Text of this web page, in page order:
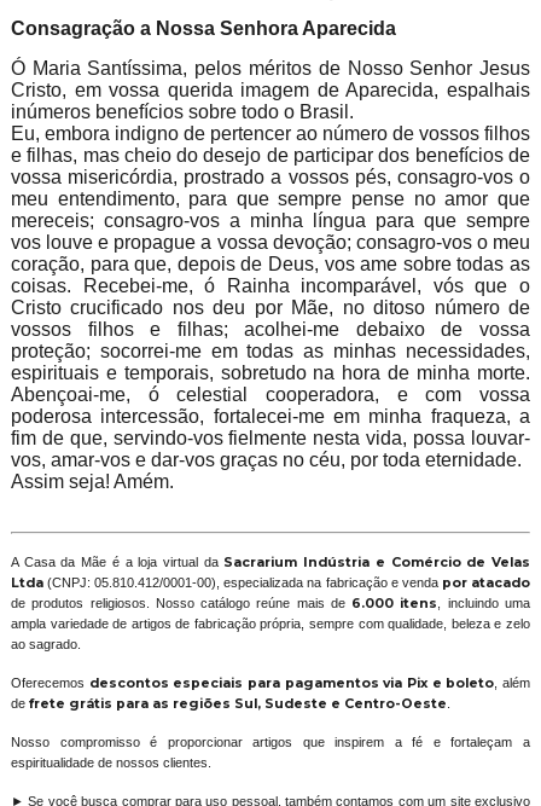
Consagração a Nossa Senhora Aparecida
Ó Maria Santíssima, pelos méritos de Nosso Senhor Jesus
Cristo, em vossa querida imagem de Aparecida, espalhais
inúmeros benefícios sobre todo o Brasil.
Eu, embora indigno de pertencer ao número de vossos filhos
e filhas, mas cheio do desejo de participar dos benefícios de
vossa misericórdia, prostrado a vossos pés, consagro-vos o
meu entendimento, para que sempre pense no amor que
mereceis; consagro-vos a minha língua para que sempre
vos louve e propague a vossa devoção; consagro-vos o meu
coração, para que, depois de Deus, vos ame sobre todas as
coisas. Recebei-me, ó Rainha incomparável, vós que o
Cristo crucificado nos deu por Mãe, no ditoso número de
vossos filhos e filhas; acolhei-me debaixo de vossa
proteção; socorrei-me em todas as minhas necessidades,
espirituais e temporais, sobretudo na hora de minha morte.
Abençoai-me, ó celestial cooperadora, e com vossa
poderosa intercessão, fortalecei-me em minha fraqueza, a
fim de que, servindo-vos fielmente nesta vida, possa louvar-
vos, amar-vos e dar-vos graças no céu, por toda eternidade.
Assim seja! Amém.
A Casa da Mãe é a loja virtual daSacrarium Indústria e Comércio de Velas
Ltda(CNPJ: 05.810.412/0001-00), especializada na fabricação e venda por atacado
de produtos religiosos. Nosso catálogo reúne mais de 6.000 itens
, incluindo uma
ampla variedade de artigos de fabricação própria, sempre com qualidade, beleza e zelo
ao sagrado.
Oferecemos descontos especiais para pagamentos via Pix e boleto , além
de frete grátis para as regiões Sul, Sudeste e Centro-Oeste
Nosso compromisso é proporcionar artigos que inspirem a fé e fortaleçam a
espiritualidade de nossos clientes.
► Se você busca comprar para uso pessoal, também contamos com um site exclusivo